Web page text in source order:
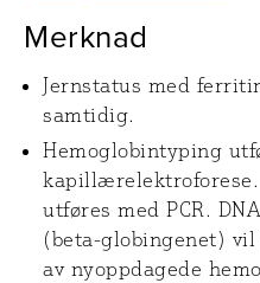
Merknad
Jernstatus med
samtidig.
Hemoglobintyping
utføres med PCR.
(beta-globingenet)
av nyoppdagede